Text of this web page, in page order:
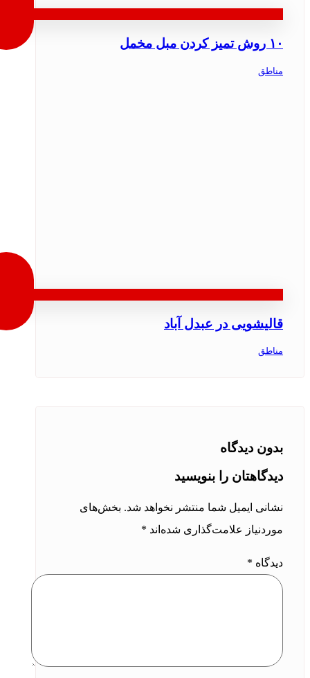
۱۰ روش تمیز کردن مبل مخمل
مناطق
قالیشویی در عبدل آباد
مناطق
بدون دیدگاه
دیدگاهتان را بنویسید
نشانی ایمیل شما منتشر نخواهد شد. بخش‌های
موردنیاز علامت‌گذاری شده‌اند *
دیدگاه *